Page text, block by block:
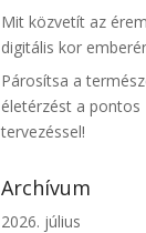
Mit közvetít az
digitális kor
Párosítsa a
életérzést a pontos
tervezéssel!
Archívum
2026. július